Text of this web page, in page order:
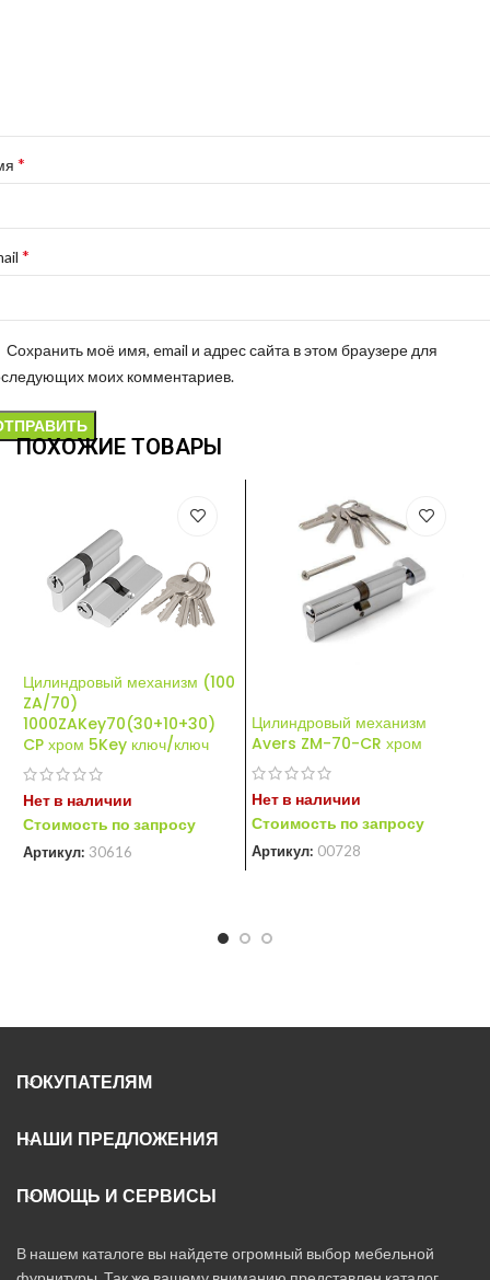
*
*
Сохранить моё имя, email и адрес сайта в этом браузере для
моих комментариев.
ПОХОЖИЕ ТОВАРЫ
Цилиндровый механизм (100
ZA/70)
1000ZAKey70(30+10+30)
CP хром 5Key ключ/ключ
Нет в наличии
Стоимость по запросу
Артикул: 30616
Цилиндровый механизм
Avers ZM-70-CR хром
Нет в наличии
Стоимость по запросу
Артикул: 00728
ПОКУПАТЕЛЯМ
НАШИ ПРЕДЛОЖЕНИЯ
ПОМОЩЬ И СЕРВИСЫ
В нашем каталоге вы найдете огромный выбор мебельной